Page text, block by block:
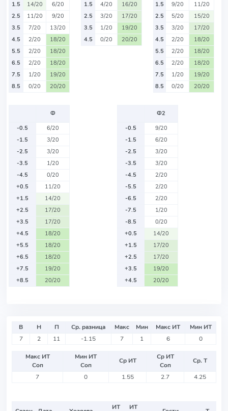
1.5
14/20
6/20
2.5
11/20
9/20
3.5
7/20
13/20
4.5
2/20
18/20
5.5
2/20
18/20
6.5
2/20
18/20
7.5
1/20
19/20
8.5
0/20 20/20
1.5
4/20
16/20
2.5
3/20
17/20
3.5
1/20
19/20
4.5
0/20 20/20
1.5
9/20
11/20
2.5
5/20
15/20
3.5
3/20
17/20
4.5
2/20
18/20
5.5
2/20
18/20
6.5
2/20
18/20
7.5
1/20
19/20
8.5
0/20 20/20
Ф
-0.5
6/20
-1.5
3/20
-2.5
3/20
-3.5
1/20
-4.5
0/20
+0.5
11/20
+1.5
14/20
+2.5
17/20
+3.5
17/20
+4.5
18/20
+5.5
18/20
+6.5
18/20
+7.5
19/20
+8.5
20/20
Ф2
-0.5
9/20
-1.5
6/20
-2.5
3/20
-3.5
3/20
-4.5
2/20
-5.5
2/20
-6.5
2/20
-7.5
1/20
-8.5
0/20
+0.5
14/20
+1.5
17/20
+2.5
17/20
+3.5
19/20
+4.5
20/20
В Н П Ср. разница Макс Мин Макс ИТ
Мин ИТ
7
2 11 -1.15 7 1 6 0
Макс ИТ
Соп
Мин ИТ
Соп
Ср ИТ
Ср ИТ
Соп
Ср. Т
7
0 1.55 2.7 4.25
ИТ
ИТ